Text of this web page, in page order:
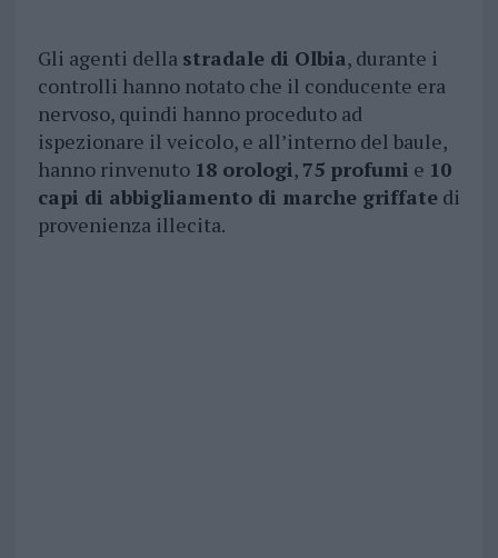
Gli agenti della stradale di Olbia, durante i
controlli hanno notato che il conducente era
nervoso, quindi hanno proceduto ad
ispezionare il veicolo, e all’interno del baule,
hanno rinvenuto 18 orologi,75 profumi e 10
capi di abbigliamento di marche griffatedi
provenienza illecita.